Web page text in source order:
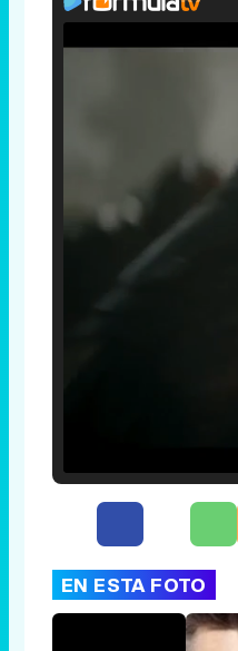
EN ESTA FOTO